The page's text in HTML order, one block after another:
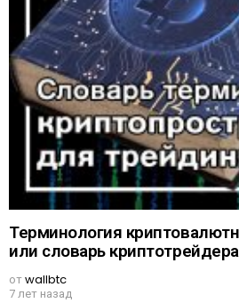
Терминология
или словарь криптотрейдера
отwallbtc
7 лет назад